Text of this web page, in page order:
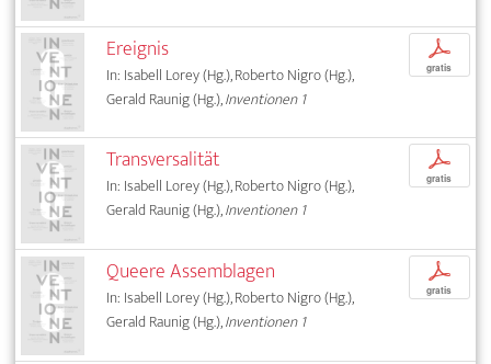
Ereignis
In: Isabell Lorey (Hg.), Roberto Nigro (Hg.),
Gerald Raunig (Hg.),Inventionen 1
p
gratis
Transversalität
In: Isabell Lorey (Hg.), Roberto Nigro (Hg.),
Gerald Raunig (Hg.),Inventionen 1
p
gratis
Queere Assemblagen
In: Isabell Lorey (Hg.), Roberto Nigro (Hg.),
Gerald Raunig (Hg.),Inventionen 1
p
gratis